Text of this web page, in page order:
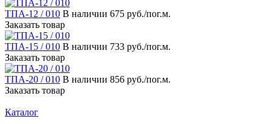
ТПА‐12 / 010 В наличии 675 руб./пог.м.
Заказать товар
ТПА‐15 / 010 В наличии 733 руб./пог.м.
Заказать товар
ТПА‐20 / 010 В наличии 856 руб./пог.м.
Заказать товар
Каталог